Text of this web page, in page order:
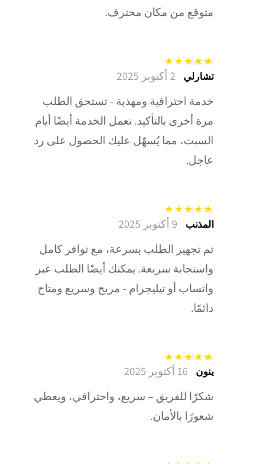
متوقع من مكان محترف.
تم التقييم من تشارلي 2 أكتوبر 2025
خدمة احترافية ومهذبة - تستحق الطلب
مرة أخرى بالتأكيد. تعمل الخدمة أيضًا أيام
السبت، مما يُسهّل عليك الحصول على رد
عاجل.
تم التقييم من المذنب 9 أكتوبر 2025
تم تجهيز الطلب بسرعة، مع توافر كامل
واستجابة سريعة. يمكنك أيضًا الطلب عبر
واتساب أو تيليجرام - مريح وسريع ومتاح
دائمًا.
تم التقييم5من ينون 16 أكتوبر 2025
شكرًا للفريق – سريع، واحترافي، ويعطي
شعورًا بالأمان.